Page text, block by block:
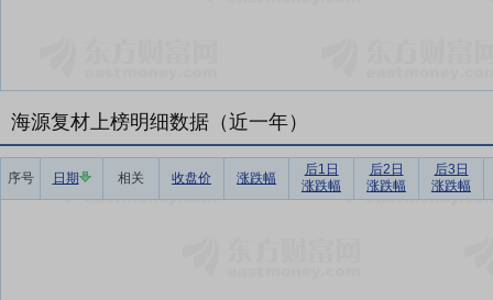
海源复材上榜明细数据（近一年）
序号 日期 相关 收盘价 涨跌幅
后1日
涨跌幅
后2日
涨跌幅
后3日
涨跌幅